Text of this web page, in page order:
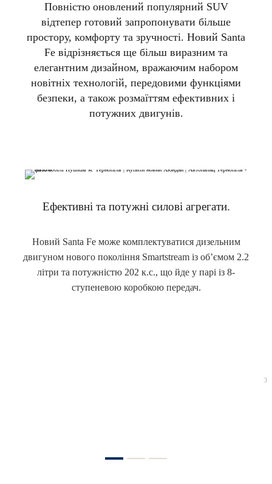
Повністю оновлений популярний SUV
відтепер готовий запропонувати більше
простору, комфорту та зручності. Новий Santa
Fe відрізняється ще більш виразним та
елегантним дизайном, вражаючим набором
новітніх технологій, передовими функціями
безпеки, а також розмаїттям ефективних і
потужних двигунів.
Ефективні та потужні силові агрегати.
Новий Santa Fe може комплектуватися дизельним
двигуном нового покоління Smartstream із об’ємом 2.2
літри та потужністю 202 к.с., що йде у парі із 8-
ступеневою коробкою передач.